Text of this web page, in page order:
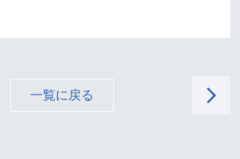
一覧に戻る arrow_forward_ios